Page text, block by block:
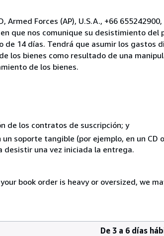
Armed Forces (AP), U.S.A., +66
que nos comunique su desistimiento del
14 días. Tendrá que asumir los gastos
los bienes como resultado de una
de los bienes.
de los contratos de suscripción; y
soporte tangible (por ejemplo, en un CD
desistir una vez iniciada la entrega.
book order is heavy or oversized, we
De 3 a 6 días